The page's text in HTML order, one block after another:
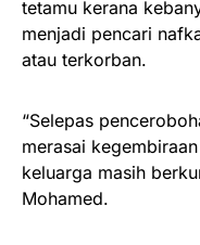
tetamu kerana
menjadi pencari
atau terkorban.
“Selepas
merasai
keluarga masih
Mohamed.